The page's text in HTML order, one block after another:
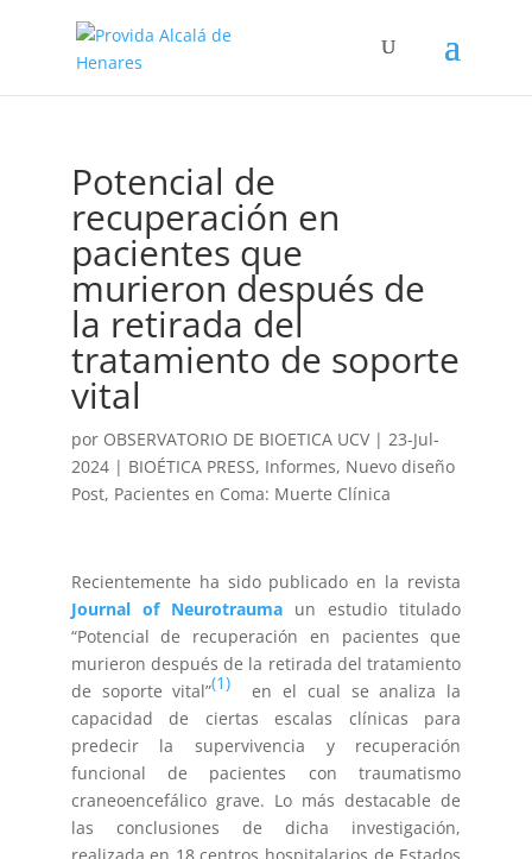
Potencial de
recuperación en
pacientes que
murieron después de
la retirada del
tratamiento de soporte
vital
por OBSERVATORIO DE BIOETICA UCV| 23-Jul-
2024| BIOÉTICA PRESS, Informes, Nuevo diseño
Post, Pacientes en Coma: Muerte Clínica
Recientemente ha sido publicado en la revista
Journal of Neurotraumaun estudio titulado
“Potencial de recuperación en pacientes que
murieron después de la retirada del tratamiento
de soporte vital”(1) en el cual se analiza la
capacidad de ciertas escalas clínicas para
predecir la supervivencia y recuperación
funcional de pacientes con traumatismo
craneoencefálico grave. Lo más destacable de
las conclusiones de dicha investigación,